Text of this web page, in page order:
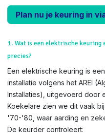
Plan nu je keuring in
1. Wat is een elektrische
precies?
Een elektrische keuring is
installatie volgens het AREI
Installaties), uitgevoerd door
Koekelare zien we dit vaak
'70-'80, waar aarding en
De keurder controleert: